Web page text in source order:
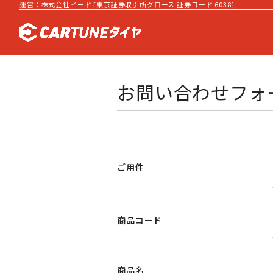
運営：株式会社イード [東京証券取引所グロース 証券コード 6038]
お問い合わせフォ
ご用件
商品コード
商品名